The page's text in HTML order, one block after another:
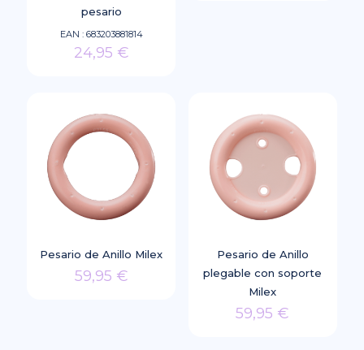
pesario
EAN : 683203881814
24,95 €
opciones
se
pueden
elegir
en
la
de
producto
Pesario de Anillo Milex
59,95 €
Pesario de Anillo
plegable con soporte
Milex
59,95 €